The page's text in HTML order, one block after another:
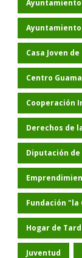
Casa Joven
Centro
Cooperación
Derechos de
Diputación de
Fundación "la
Hogar de
Juventud